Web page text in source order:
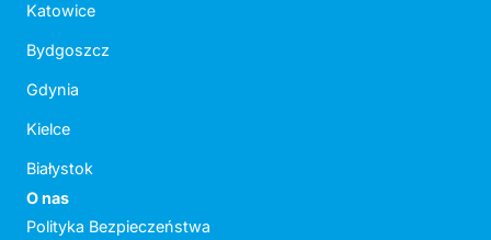
Katowice
Bydgoszcz
Gdynia
Kielce
Białystok
O nas
Polityka Bezpieczeństwa